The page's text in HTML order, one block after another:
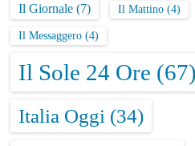
Il Giornale (7) Il Mattino (4)
Il Messaggero (4)
Il Sole 24 Ore (67)
Italia Oggi (34)